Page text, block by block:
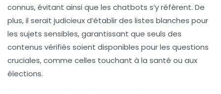
connus, évitant ainsi que les chatbots s’y réfèrent. De
plus, il serait judicieux d’établir des listes blanches pour
les sujets sensibles, garantissant que seuls des
contenus vérifiés soient disponibles pour les questions
cruciales, comme celles touchant à la santé ou aux
élections.